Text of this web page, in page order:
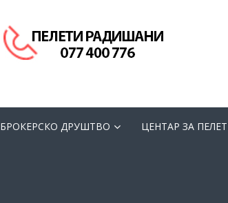
БРОКЕРСКО ДРУШТВО ЦЕНТАР ЗА